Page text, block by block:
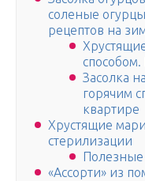
соленые
рецептов на
Засолка
горячим
квартире
Хрустящие
стерилизации
Полезные
«Ассорти» из